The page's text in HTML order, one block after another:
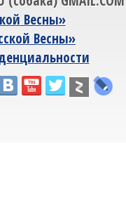
Весны»
Весны»